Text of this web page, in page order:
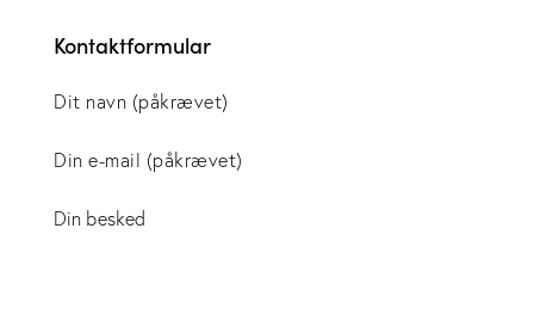
Kontaktformular